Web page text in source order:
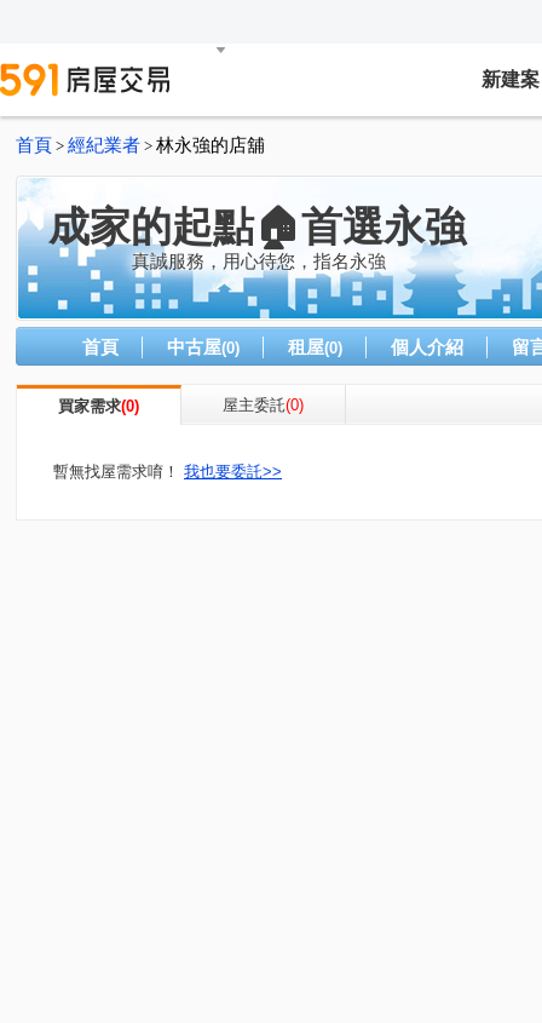
新建案
首頁 > 經紀業者 > 林永強的店舖
成家的起點🏠首選永強
真誠服務，用心待您，指名永強
首頁 中古屋(0) 租屋(0) 個人介紹 留
買家需求(0) 屋主委託(0)
暫無找屋需求唷！ 我也要委託>>